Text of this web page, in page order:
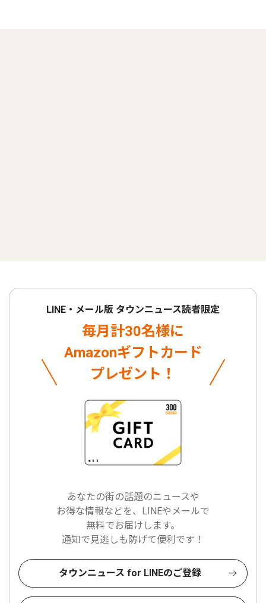
LINE・メール版 タウンニュース読者限定
毎月計30名様に
Amazonギフトカード
プレゼント！
あなたの街の話題のニュースや
お得な情報などを、LINEやメールで
無料でお届けします。
通知で見逃しも防げて便利です！
タウンニュース for LINEのご登録